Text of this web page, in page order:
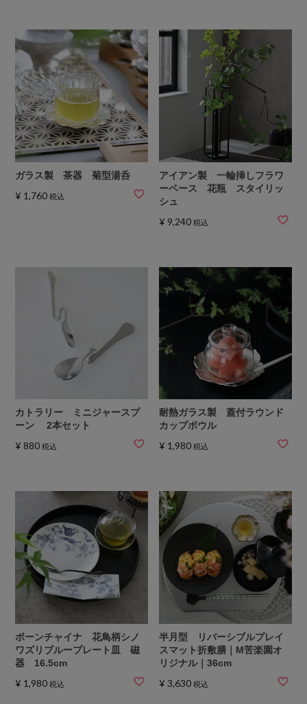
ガラス製 茶器 菊型湯呑
¥ 1,760 税込
アイアン製 一輪挿しフラワ
ーベース 花瓶 スタイリッ
シュ
¥ 9,240 税込
カトラリー ミニジャースプ
ーン 2本セット
¥ 880 税込
耐熱ガラス製 蓋付ラウンド
カップボウル
¥ 1,980 税込
ボーンチャイナ 花鳥柄シノ
ワズリブループレート皿 磁
器 16.5cm
¥ 1,980 税込
半月型 リバーシブルプレイ
スマット折敷膳｜M苦楽園オ
リジナル｜36cm
¥ 3,630 税込